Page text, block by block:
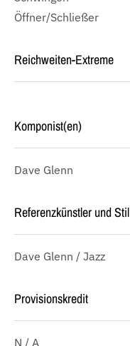
Öffner/Schließer
Reichweiten-Extreme
Komponist(en)
Dave Glenn
Referenzkünstler und Stil
Dave Glenn / Jazz
Provisionskredit
N / A